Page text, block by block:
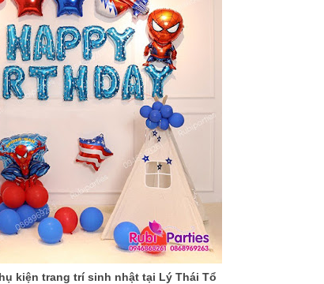
kiện trang trí sinh nhật tại Lý Thái Tổ